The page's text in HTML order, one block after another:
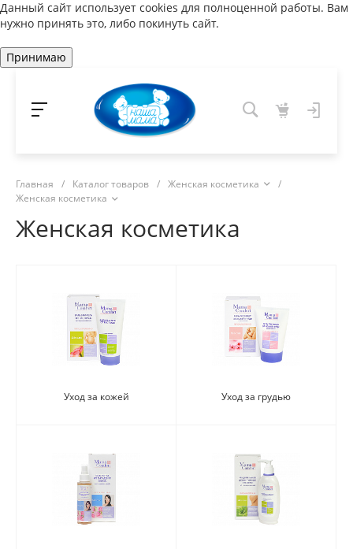
Данный сайт использует cookies для полноценной работы. Вам
нужно принять это, либо покинуть сайт.
Принимаю
Главная / Каталог товаров / Женская косметика
/
Женская косметика
Женская косметика
Уход за кожей Уход за грудью